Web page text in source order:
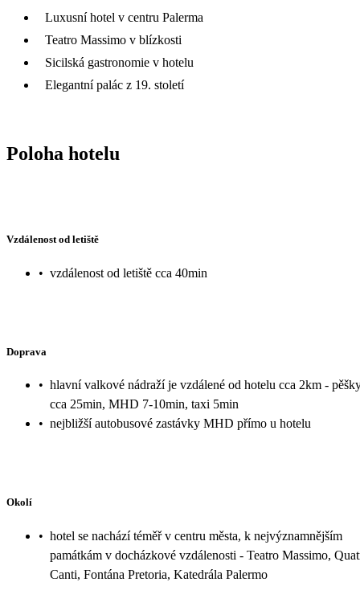
Luxusní hotel v centru Palerma
Teatro Massimo v blízkosti
Sicilská gastronomie v hotelu
Elegantní palác z 19. století
Poloha hotelu
Vzdálenost od letiště
• vzdálenost od letiště cca 40min
Doprava
• hlavní valkové nádraží je vzdálené od hotelu cca 2km -
cca 25min, MHD 7-10min, taxi 5min
• nejbližší autobusové zastávky MHD přímo u hotelu
Okolí
• hotel se nachází téměř v centru města, k nejvýznamnějším
památkám v docházkové vzdálenosti - Teatro Massimo,
Canti, Fontána Pretoria, Katedrála Palermo